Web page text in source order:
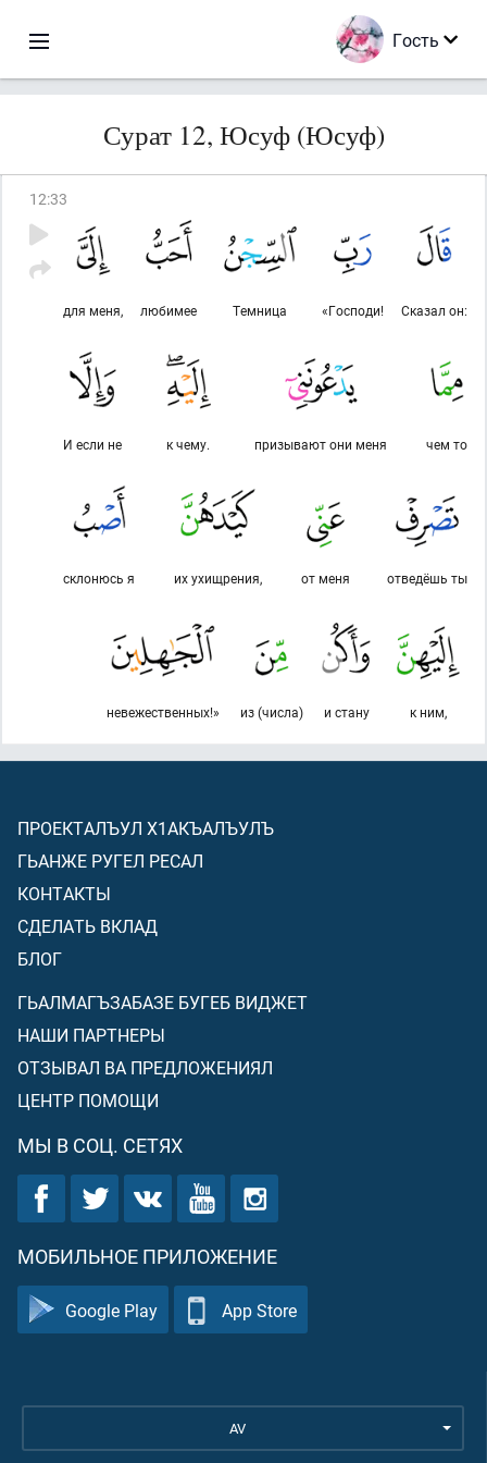
Гость
Сурат 12, Юсуф (Юсуф)
12:33
Сказал он:
«Господи!
Темница
любимее
для меня,
чем то
призывают они меня
к чему.
И если не
отведёшь ты
от меня
их ухищрения,
склонюсь я
к ним,
и стану
из (числа)
невежественных!»
ПРОЕКТАЛЪУЛ Х1АКЪАЛЪУЛЪ
ГЬАНЖЕ РУГЕЛ РЕСАЛ
КОНТАКТЫ
СДЕЛАТЬ ВКЛАД
БЛОГ
ГЬАЛМАГЪЗАБАЗЕ БУГЕБ ВИДЖЕТ
НАШИ ПАРТНЕРЫ
ОТЗЫВАЛ ВА ПРЕДЛОЖЕНИЯЛ
ЦЕНТР ПОМОЩИ
МЫ В СОЦ. СЕТЯХ
МОБИЛЬНОЕ ПРИЛОЖЕНИЕ
Google Play App Store
AV